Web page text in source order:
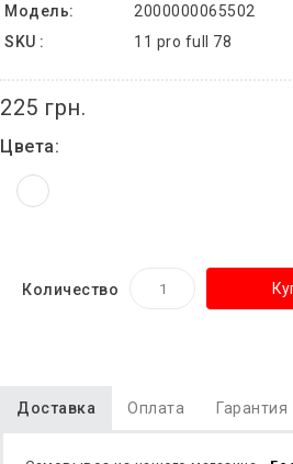
Модель:
2000000065502
SKU :
11 pro full 78
225 грн.
Цвета:
Количество
Доставка Оплата Гарантия